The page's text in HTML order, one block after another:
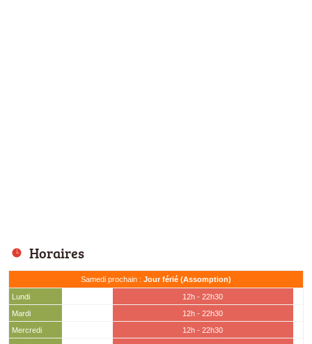
Horaires
Samedi prochain : Jour férié (Assomption)
Lundi
12h - 22h30
Mardi
12h - 22h30
Mercredi
12h - 22h30